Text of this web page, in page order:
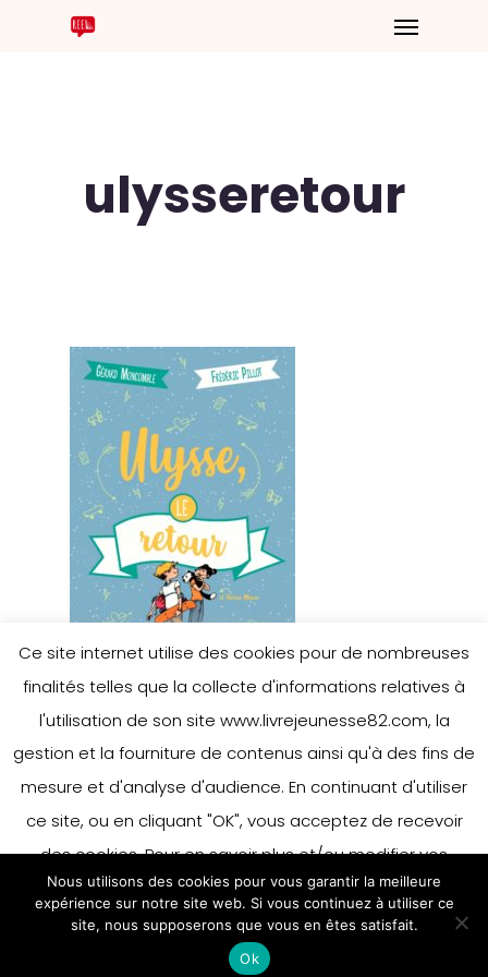
ulysseretour
Ce site internet utilise des cookies pour de nombreuses
finalités telles que la collecte d'informations relatives à
l'utilisation de son site www.livrejeunesse82.com, la
gestion et la fourniture de contenus ainsi qu'à des fins de
mesure et d'analyse d'audience. En continuant d'utiliser
ce site, ou en cliquant "OK", vous acceptez de recevoir
des cookies. Pour en savoir plus et/ou modifier vos
préférences en matière de cookies, merci de vous référer
à notre politique sur les cookies.
Accepter
En savoir plus
Nous utilisons des cookies pour vous garantir la meilleure
expérience sur notre site web. Si vous continuez à utiliser ce
site, nous supposerons que vous en êtes satisfait.
Ok